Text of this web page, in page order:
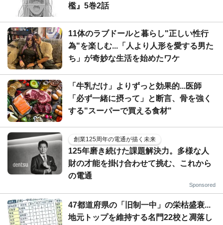
檻』5巻2話
11体のラブドールと暮らし"正しい性行
為"を楽しむ...「人より人形を愛する男た
ち」が奇妙な生活を始めたワケ
「牛乳だけ」よりずっと効果的...医師
「必ず一緒に摂って」と断言、骨を強く
する"スーパーで買える食材"
創業125周年の電通が描く未来
125年磨き続けた課題解決力。多様な人
財の才能を掛け合わせて挑む、これから
の電通
Sponsored
47都道府県の「旧制一中」の栄枯盛衰...
地元トップを維持する名門22校と凋落し